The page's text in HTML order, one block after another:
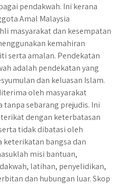
pendakwah. Ini kerana
Amal Malaysia
masyarakat dan kesempatan
kemahiran
serta amalan. Pendekatan
adalah pendekatan yang
dan keluasan Islam.
oleh masyarakat
sebarang prejudis. Ini
dengan keterbatasan
tidak dibatasi oleh
keterikatan bangsa dan
misi bantuan,
latihan, penyelidikan,
dan hubungan luar. Skop